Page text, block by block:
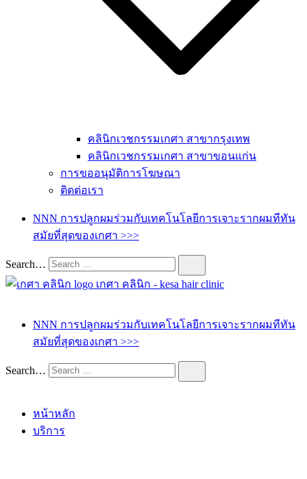
คลินิกเวชกรรมเกศา สาขากรุงเทพ
คลินิกเวชกรรมเกศา สาขาขอนแก่น
การขออนุมัติการโฆษณา
ติดต่อเรา
NNN การปลูกผมร่วมกับเทคโนโลยีการเจาะรากผมทีทัน
สมัยที่สุดของเกศา >>>
Search…
NNN การปลูกผมร่วมกับเทคโนโลยีการเจาะรากผมทีทัน
สมัยที่สุดของเกศา >>>
Search…
หน้าหลัก
บริการ